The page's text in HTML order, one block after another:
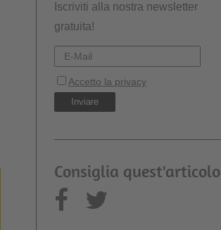
Iscriviti alla nostra newsletter
gratuita!
Consiglia quest'articolo